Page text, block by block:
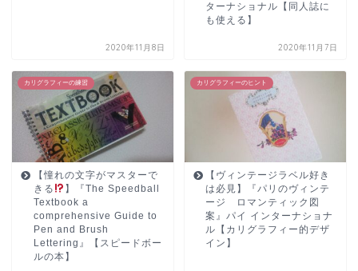
2020年11月8日
ターナショナル【同人誌に
も使える】
2020年11月7日
カリグラフィーの練習
【憧れの文字がマスターで
きる
】『The Speedball
Textbook a
comprehensive Guide to
Pen and Brush
Lettering』【スピードボー
ルの本】
カリグラフィーのヒント
【ヴィンテージラベル好き
は必見】『パリのヴィンテ
ージ ロマンティック図
案』パイ インターナショナ
ル【カリグラフィー的デザ
イン】